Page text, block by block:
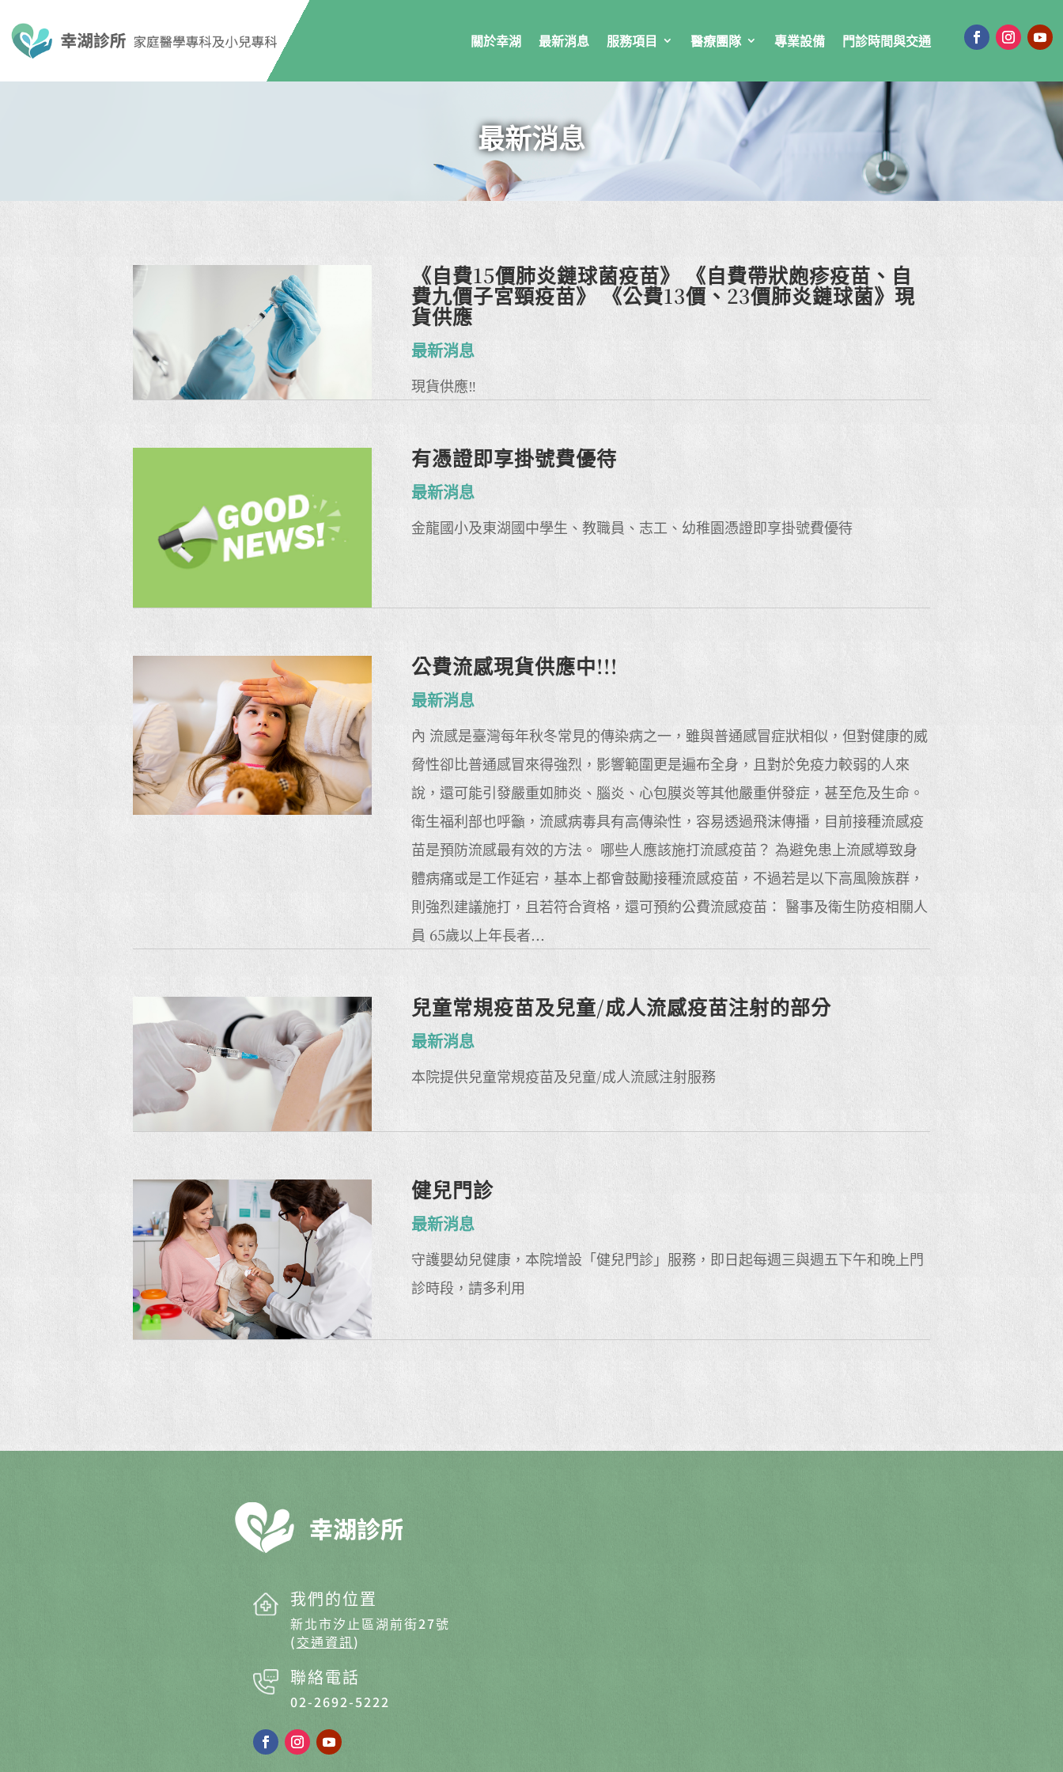
關於幸湖 最新消息 服務項目 醫療團隊 專業設備 門診時間與交通
最新消息
《自費15價肺炎鏈球菌疫苗》 《自費帶狀皰疹疫苗、自
費九價子宮頸疫苗》 《公費13價、23價肺炎鏈球菌》現
貨供應
最新消息
現貨供應‼️
有憑證即享掛號費優待
最新消息
金龍國小及東湖國中學生、教職員、志工、幼稚園憑證即享掛號費優待
公費流感現貨供應中!!!
最新消息
內 流感是臺灣每年秋冬常見的傳染病之一，雖與普通感冒症狀相似，但對健康的威
脅性卻比普通感冒來得強烈，影響範圍更是遍布全身，且對於免疫力較弱的人來
說，還可能引發嚴重如肺炎、腦炎、心包膜炎等其他嚴重併發症，甚至危及生命。
衛生福利部也呼籲，流感病毒具有高傳染性，容易透過飛沫傳播，目前接種流感疫
苗是預防流感最有效的方法。 哪些人應該施打流感疫苗？ 為避免患上流感導致身
體病痛或是工作延宕，基本上都會鼓勵接種流感疫苗，不過若是以下高風險族群，
則強烈建議施打，且若符合資格，還可預約公費流感疫苗： 醫事及衛生防疫相關人
員 65歲以上年長者...
兒童常規疫苗及兒童/成人流感疫苗注射的部分
最新消息
本院提供兒童常規疫苗及兒童/成人流感注射服務
健兒門診
最新消息
守護嬰幼兒健康，本院增設「健兒門診」服務，即日起每週三與週五下午和晚上門
診時段，請多利用
我們的位置
新北市汐止區湖前街27號
(交通資訊)
聯絡電話
02-2692-5222